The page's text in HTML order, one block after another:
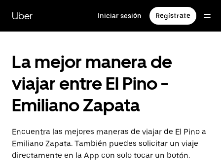
contenido
principal
Uber Iniciar sesión Regístrate
La mejor manera de
viajar entre El Pino -
Emiliano Zapata
Encuentra las mejores maneras de viajar de El Pino a
Emiliano Zapata. También puedes solicitar un viaje
directamente en la App con solo tocar un botón.